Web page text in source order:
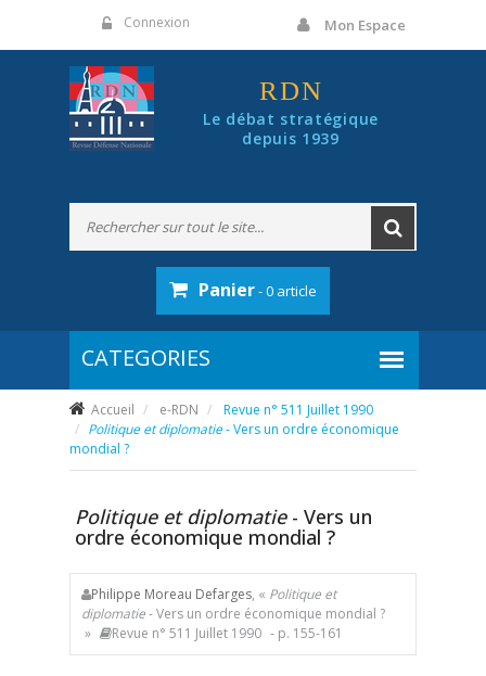
Connexion Mon Espace
RDN
Le débat stratégique
depuis 1939
Panier- 0 article
Accueil e-RDN
Revue n° 511 Juillet 1990
Politique et diplomatie- Vers un ordre économique
mondial ?
Politique et diplomatie- Vers un
ordre économique mondial ?
Philippe Moreau Defarges, « Politique et
diplomatie- Vers un ordre économique mondial ?
»
Revue n° 511 Juillet 1990 - p. 155-161